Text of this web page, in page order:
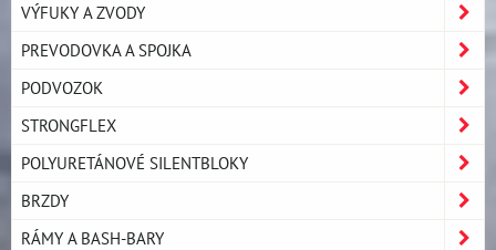
VÝFUKY A ZVODY
PREVODOVKA A SPOJKA
PODVOZOK
STRONGFLEX
POLYURETÁNOVÉ SILENTBLOKY
BRZDY
RÁMY A BASH-BARY